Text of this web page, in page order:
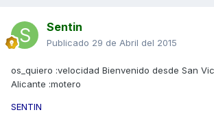
Sentin
Publicado 29 de Abril del 2015
os_quiero :velocidad Bienvenido desde San
Alicante :motero
SENTIN